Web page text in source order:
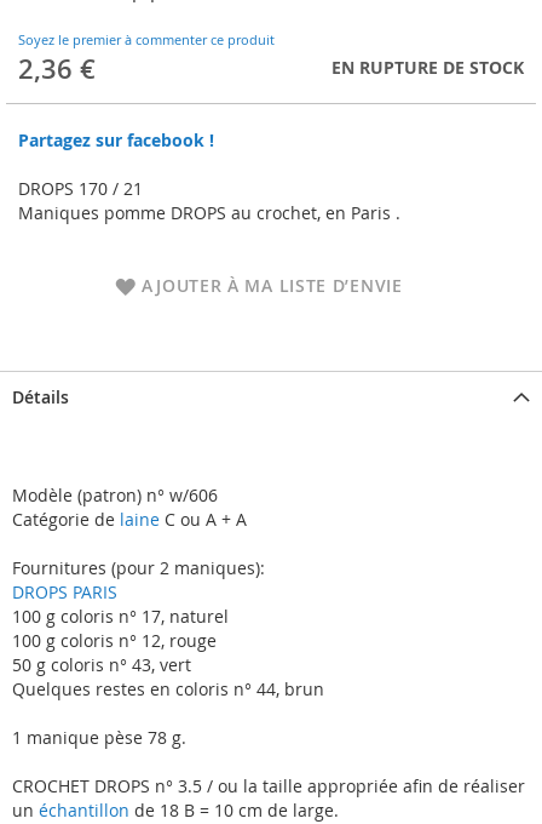
Soyez le premier à commenter ce produit
2,36 € EN RUPTURE DE STOCK
Partagez sur facebook !
DROPS 170 / 21
Maniques pomme DROPS au crochet, en Paris .
AJOUTER À MA LISTE D’ENVIE
beginning
of
the
gallery
Détails
Modèle (patron) n° w/606
Catégorie de laine C ou A + A
Fournitures (pour 2 maniques):
DROPS PARIS
100 g coloris n° 17, naturel
100 g coloris n° 12, rouge
50 g coloris n° 43, vert
Quelques restes en coloris n° 44, brun
1 manique pèse 78 g.
CROCHET DROPS n° 3.5 / ou la taille appropriée afin de réaliser
un échantillon de 18 B = 10 cm de large.